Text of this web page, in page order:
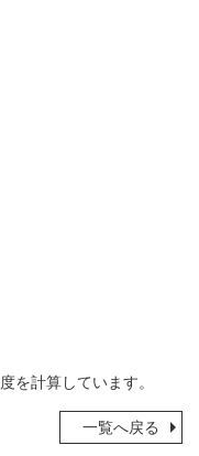
を計算しています。
一覧へ戻る